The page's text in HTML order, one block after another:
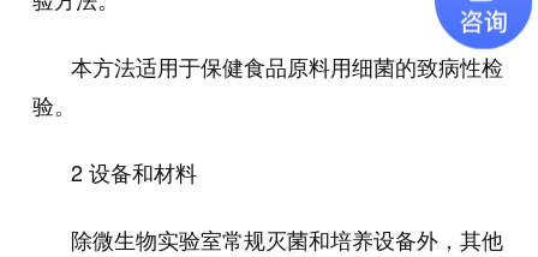
本方法适用于保健食品原料用细菌的致病性检
验。
2 设备和材料
除微生物实验室常规灭菌和培养设备外，其他